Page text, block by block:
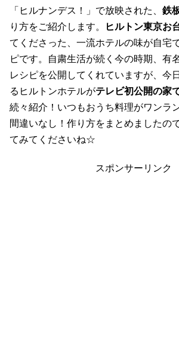
「ヒルナンデス！」で放映された、 鉄
り方をご紹介します。
ヒルトン東京お
てくださった、一流ホテルの味が自宅
ピです。自粛生活が続く今の時期、有
レシピを公開してくれていますが、今
るヒルトンホテルがテレビ初公開の家
続々紹介！いつもおうち料理がワンラ
間違いなし！作り方をまとめましたの
てみてくださいね☆
スポンサーリンク